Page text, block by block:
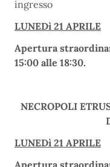
ingresso
LUNEDì 21 APRILE
Apertura
15:00 alle 18:30.
NECROPOLI
LUNEDì 21 APRILE